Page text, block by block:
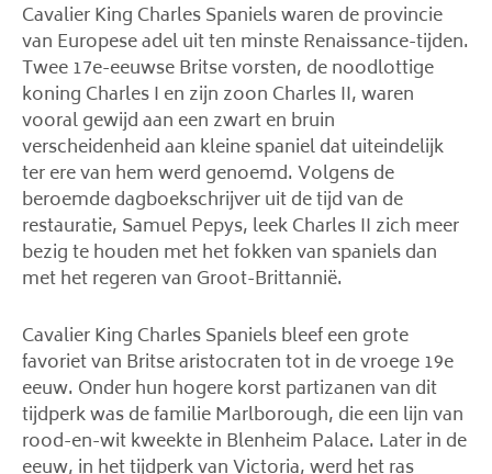
Cavalier King Charles Spaniels waren de provincie
van Europese adel uit ten minste Renaissance-tijden.
Twee 17e-eeuwse Britse vorsten, de noodlottige
koning Charles I en zijn zoon Charles II, waren
vooral gewijd aan een zwart en bruin
verscheidenheid aan kleine spaniel dat uiteindelijk
ter ere van hem werd genoemd. Volgens de
beroemde dagboekschrijver uit de tijd van de
restauratie, Samuel Pepys, leek Charles II zich meer
bezig te houden met het fokken van spaniels dan
met het regeren van Groot-Brittannië.
Cavalier King Charles Spaniels bleef een grote
favoriet van Britse aristocraten tot in de vroege 19e
eeuw. Onder hun hogere korst partizanen van dit
tijdperk was de familie Marlborough, die een lijn van
rood-en-wit kweekte in Blenheim Palace. Later in de